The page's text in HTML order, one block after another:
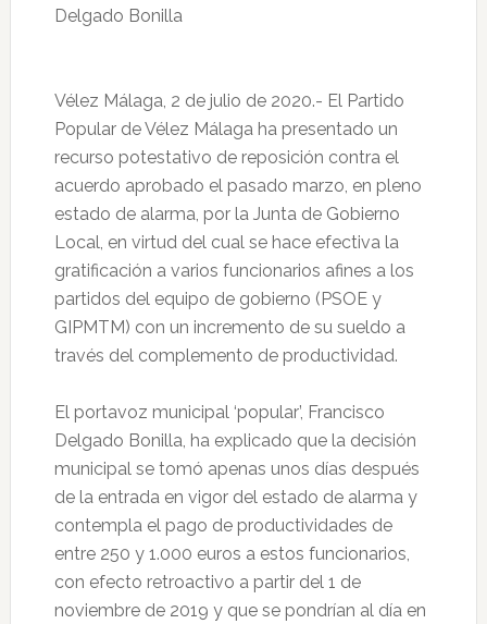
Delgado Bonilla
Vélez Málaga, 2 de julio de 2020.- El Partido
Popular de Vélez Málaga ha presentado un
recurso potestativo de reposición contra el
acuerdo aprobado el pasado marzo, en pleno
estado de alarma, por la Junta de Gobierno
Local, en virtud del cual se hace efectiva la
gratificación a varios funcionarios afines a los
partidos del equipo de gobierno (PSOE y
GIPMTM) con un incremento de su sueldo a
través del complemento de productividad.
El portavoz municipal ‘popular’, Francisco
Delgado Bonilla, ha explicado que la decisión
municipal se tomó apenas unos días después
de la entrada en vigor del estado de alarma y
contempla el pago de productividades de
entre 250 y 1.000 euros a estos funcionarios,
con efecto retroactivo a partir del 1 de
noviembre de 2019 y que se pondrían al día en